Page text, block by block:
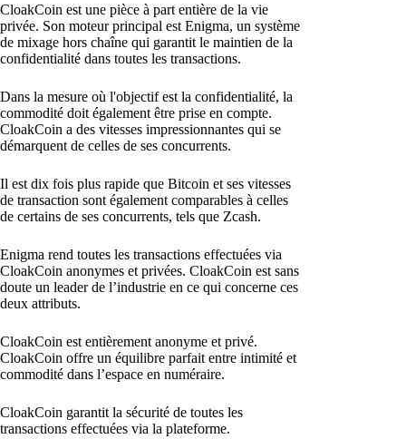
CloakCoin est une pièce à part entière de la vie
privée. Son moteur principal est Enigma, un système
de mixage hors chaîne qui garantit le maintien de la
confidentialité dans toutes les transactions.
Dans la mesure où l'objectif est la confidentialité, la
commodité doit également être prise en compte.
CloakCoin a des vitesses impressionnantes qui se
démarquent de celles de ses concurrents.
Il est dix fois plus rapide que Bitcoin et ses vitesses
de transaction sont également comparables à celles
de certains de ses concurrents, tels que Zcash.
Enigma rend toutes les transactions effectuées via
CloakCoin anonymes et privées. CloakCoin est sans
doute un leader de l’industrie en ce qui concerne ces
deux attributs.
CloakCoin est entièrement anonyme et privé.
CloakCoin offre un équilibre parfait entre intimité et
commodité dans l’espace en numéraire.
CloakCoin garantit la sécurité de toutes les
transactions effectuées via la plateforme.